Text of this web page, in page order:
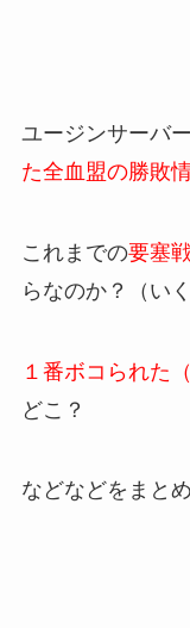
ユージンサーバ
た全血盟の勝敗
これまでの要塞
らなのか？（い
１番ボコられた
どこ？
などなどをまと